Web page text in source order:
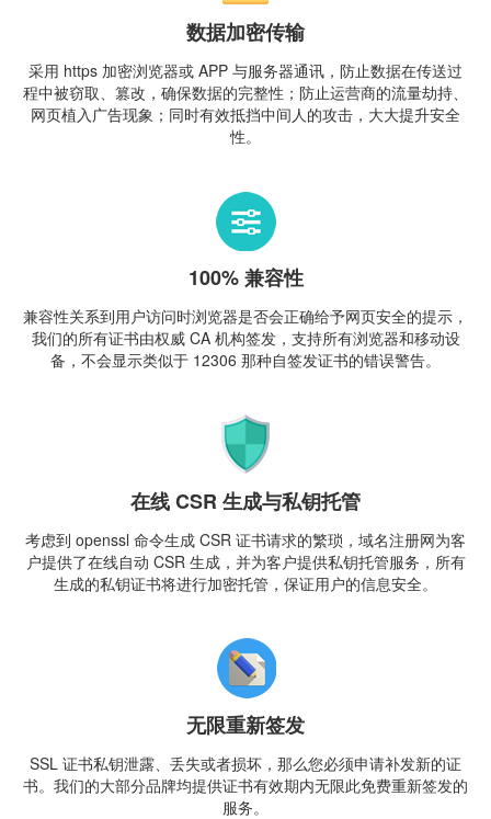
数据加密传输
采用 https 加密浏览器或 APP 与服务器通讯，防止数据在传送过
程中被窃取、篡改，确保数据的完整性；防止运营商的流量劫持、
网页植入广告现象；同时有效抵挡中间人的攻击，大大提升安全
性。
100% 兼容性
兼容性关系到用户访问时浏览器是否会正确给予网页安全的提示，
我们的所有证书由权威 CA 机构签发，支持所有浏览器和移动设
备，不会显示类似于 12306 那种自签发证书的错误警告。
在线 CSR 生成与私钥托管
考虑到 openssl 命令生成 CSR 证书请求的繁琐，域名注册网为客
户提供了在线自动 CSR 生成，并为客户提供私钥托管服务，所有
生成的私钥证书将进行加密托管，保证用户的信息安全。
无限重新签发
SSL 证书私钥泄露、丢失或者损坏，那么您必须申请补发新的证
书。我们的大部分品牌均提供证书有效期内无限此免费重新签发的
服务。